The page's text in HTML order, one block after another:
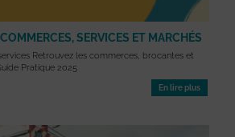
SERVICES ET MARCHÉS
Retrouvez les commerces, brocantes et
Pratique 2025
En lire plus